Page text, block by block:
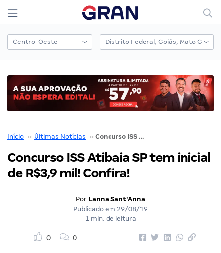
Início ›› Últimas Notícias ›› Concurso ISS Atibaia SP tem inicial de R$3,9 mil! Confira!
Concurso ISS Atibaia SP tem inicial
de R$3,9 mil! Confira!
Por Lanna Sant'Anna
Publicado em 29/08/19
1 min. de leitura
0 0